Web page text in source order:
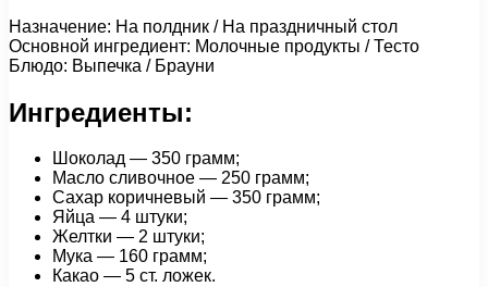
Назначение: На полдник / На праздничный стол
Основной ингредиент: Молочные продукты / Тесто
Блюдо: Выпечка / Брауни
Ингредиенты:
Шоколад — 350 грамм;
Масло сливочное — 250 грамм;
Сахар коричневый — 350 грамм;
Яйца — 4 штуки;
Желтки — 2 штуки;
Мука — 160 грамм;
Какао — 5 ст. ложек.